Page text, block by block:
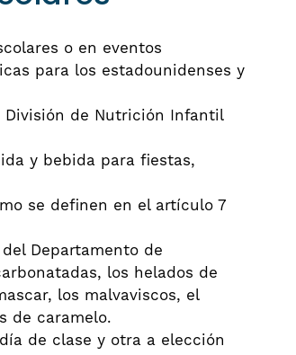
o en eventos
para los estadounidenses y
División de Nutrición Infantil
y bebida para fiestas,
se definen en el artículo 7
Departamento de
los helados de
los malvaviscos, el
de caramelo.
de clase y otra a elección